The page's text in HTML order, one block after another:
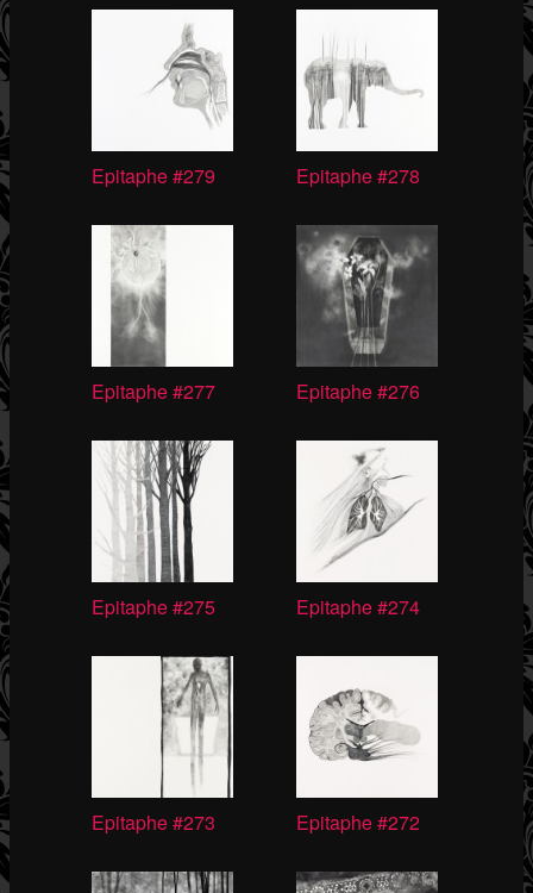
Epitaphe #279 Epitaphe #278
Epitaphe #277 Epitaphe #276
Epitaphe #275 Epitaphe #274
Epitaphe #273 Epitaphe #272